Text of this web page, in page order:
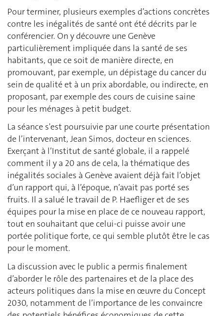
Pour terminer, plusieurs exemples d’actions concrètes
contre les inégalités de santé ont été décrits par le
conférencier. On y découvre une Genève
particulièrement impliquée dans la santé de ses
habitants, que ce soit de manière directe, en
promouvant, par exemple, un dépistage du cancer du
sein de qualité et à un prix abordable, ou indirecte, en
proposant, par exemple des cours de cuisine saine
pour les ménages à petit budget.
La séance s'est poursuivie par une courte présentation
de l’intervenant, Jean Simos, docteur en sciences.
Exerçant à l’Institut de santé globale, il a rappelé
comment il y a 20 ans de cela, la thématique des
inégalités sociales à Genève avaient déjà fait l’objet
d’un rapport qui, à l’époque, n’avait pas porté ses
fruits. Il a salué le travail de P. Haefliger et de ses
équipes pour la mise en place de ce nouveau rapport,
tout en souhaitant que celui-ci puisse avoir une
portée politique forte, ce qui semble plutôt être le cas
pour le moment.
La discussion avec le public a permis finalement
d’aborder le rôle des partenaires et de la place des
acteurs politiques dans la mise en œuvre du Concept
2030, notamment de l’importance de les convaincre